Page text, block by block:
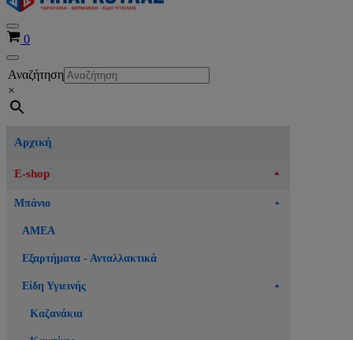
Μενού
πλοήγησης
Καλάθι
0
Μενού
πλοήγησης
Αναζήτηση
×
Αρχική
E-shop
Μπάνιο
ΑΜΕΑ
Εξαρτήματα - Ανταλλακτικά
Είδη Υγιεινής
Καζανάκια